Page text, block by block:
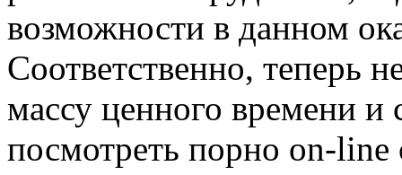
возможности в данном
Соответственно, теперь
массу ценного времени
посмотреть порно on-